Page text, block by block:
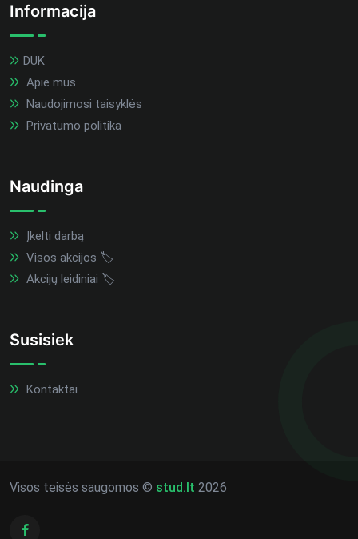
Informacija
DUK
Apie mus
Naudojimosi taisyklės
Privatumo politika
Naudinga
Įkelti darbą
Visos akcijos 🏷️
Akcijų leidiniai 🏷️
Susisiek
Kontaktai
Visos teisės saugomos © stud.lt 2026